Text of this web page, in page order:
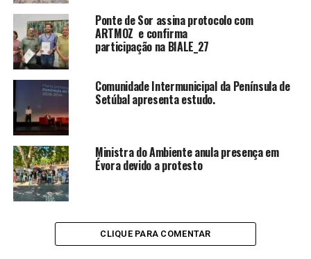
Ponte de Sor assina protocolo com
ARTMOZ e confirma
participação na BIALE_27
Comunidade Intermunicipal da Península de
Setúbal apresenta estudo.
Ministra do Ambiente anula presença em
Évora devido a protesto
CLIQUE PARA COMENTAR